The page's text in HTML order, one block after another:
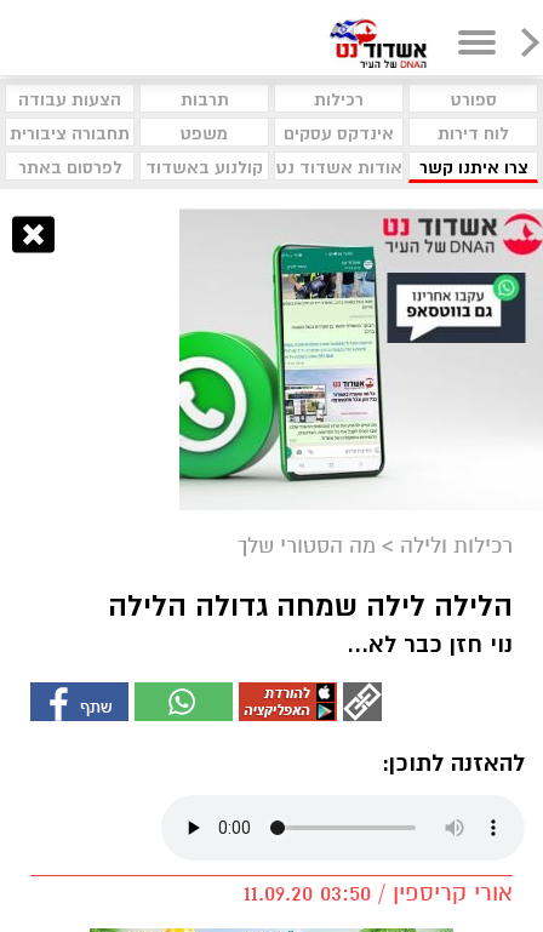
ספורט רכילות תרבות
הצעות עבודה
לוח דירות
אינדקס עסקים משפט
תחבורה ציבורית
צרו איתנו קשר
אודות אשדוד נט קולנוע באשדוד לפרסום באתר
רכילות ולילה > מה הסטורי שלך
הלילה לילה שמחה גדולה הלילה
נוי חזן כבר לא...
להאזנה לתוכן:
אורי קריספין / 03:50 11.09.20